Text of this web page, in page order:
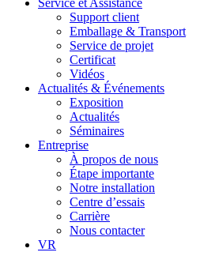
Service et Assistance
Support client
Emballage & Transport
Service de projet
Certificat
Vidéos
Actualités & Événements
Exposition
Actualités
Séminaires
Entreprise
À propos de nous
Étape importante
Notre installation
Centre d’essais
Carrière
Nous contacter
VR